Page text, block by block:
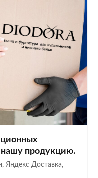
продукцию.
Яндекс Доставка,